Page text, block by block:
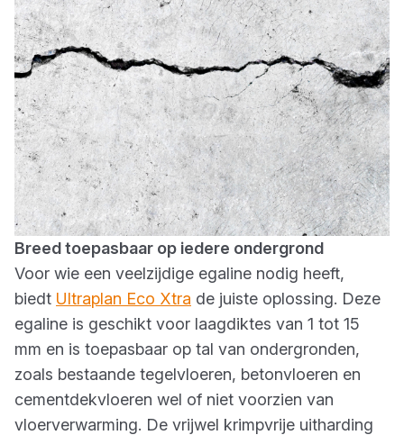
Breed toepasbaar op iedere ondergrond
Voor wie een veelzijdige egaline nodig heeft,
biedt Ultraplan Eco Xtra de juiste oplossing. Deze
egaline is geschikt voor laagdiktes van 1 tot 15
mm en is toepasbaar op tal van ondergronden,
zoals bestaande tegelvloeren, betonvloeren en
cementdekvloeren wel of niet voorzien van
vloerverwarming. De vrijwel krimpvrije uitharding